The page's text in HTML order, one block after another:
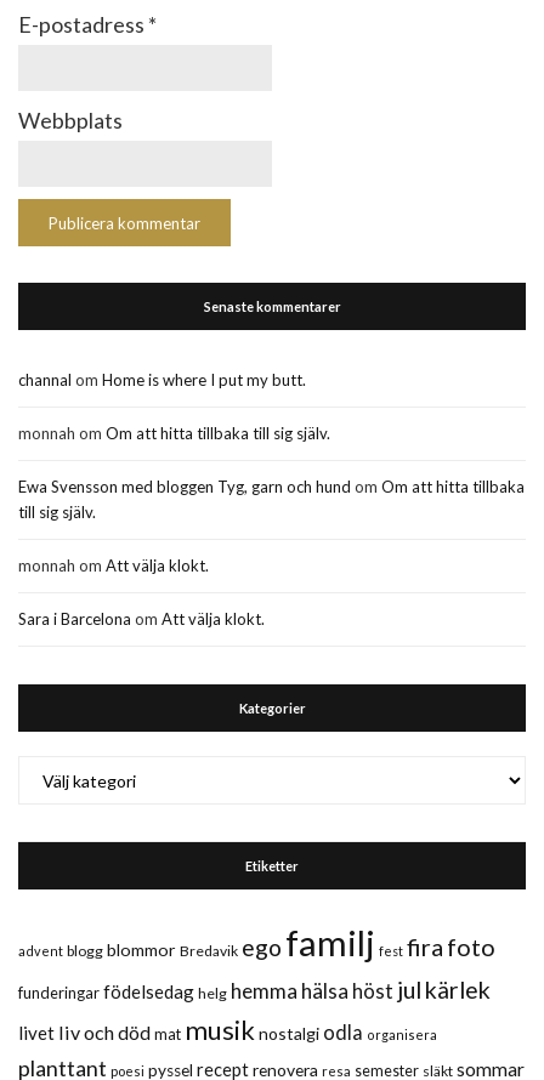
E-postadress *
Webbplats
Senaste kommentarer
channal om Home is where I put my butt.
monnah om Om att hitta tillbaka till sig själv.
Ewa Svensson med bloggen Tyg, garn och hund om Om att hitta tillbaka
till sig själv.
monnah om Att välja klokt.
Sara i Barcelona om Att välja klokt.
Kategorier
Etiketter
advent blogg blommor Bredavik ego familj fest fira foto
funderingarfödelsedag helg hemma hälsa höst jul kärlek
livet liv och dödmat musik nostalgi odla organisera
planttant poesi pyssel receptrenovera resa semester släkt sommar